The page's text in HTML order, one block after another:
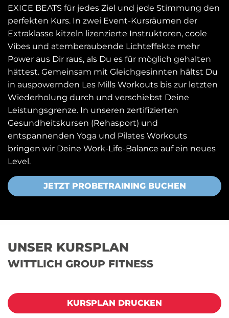
EXICE BEATS für jedes Ziel und jede Stimmung den
perfekten Kurs. In zwei Event-Kursräumen der
Extraklasse kitzeln lizenzierte Instruktoren, coole
Vibes und atemberaubende Lichteffekte mehr
Power aus Dir raus, als Du es für möglich gehalten
hättest. Gemeinsam mit Gleichgesinnten hältst Du
in auspowernden Les Mills Workouts bis zur letzten
Wiederholung durch und verschiebst Deine
Leistungsgrenze. In unseren zertifizierten
Gesundheitskursen (Rehasport) und
entspannenden Yoga und Pilates Workouts
bringen wir Deine Work-Life-Balance auf ein neues
Level.
JETZT PROBETRAINING BUCHEN
UNSER KURSPLAN
WITTLICH GROUP FITNESS
KURSPLAN DRUCKEN